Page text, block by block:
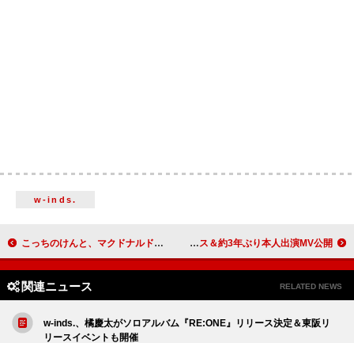
w-inds.
こっちのけんと、マクドナルドのタイアップソング「ピクルス」MV公開 Myuk、新曲「雪唄 – yukiuta」デジタルリリース＆約3年ぶり本人出演MV公開
関連ニュース RELATED NEWS
w-inds.、橘慶太がソロアルバム『RE:ONE』リリース決定＆東阪リ
リースイベントも開催